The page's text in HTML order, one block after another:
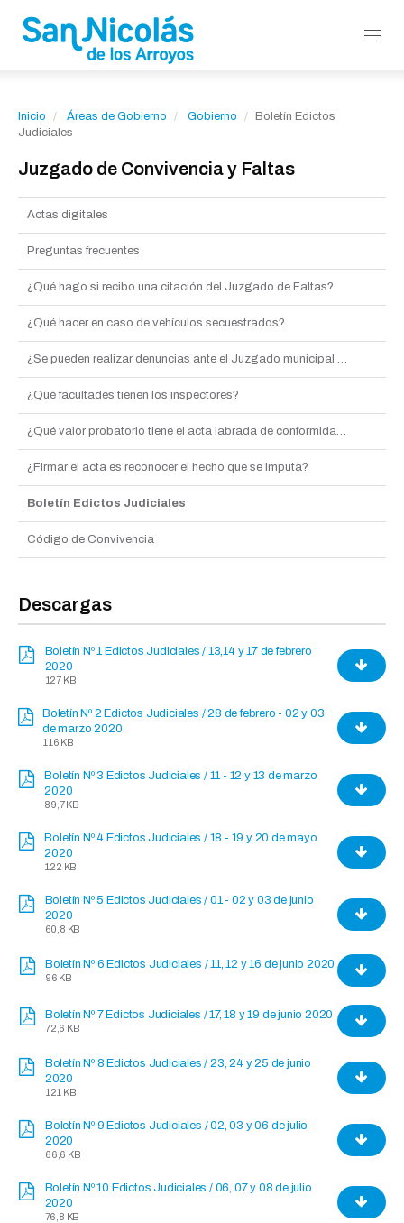
Inicio Áreas de Gobierno Gobierno
Boletín Edictos
Judiciales
Juzgado de Convivencia y Faltas
Actas digitales
Preguntas frecuentes
¿Qué hago si recibo una citación del Juzgado de Faltas?
¿Qué hacer en caso de vehículos secuestrados?
¿Se pueden realizar denuncias ante el Juzgado municipal de faltas?
¿Qué facultades tienen los inspectores?
¿Qué valor probatorio tiene el acta labrada de conformidad al Código de faltas?
¿Firmar el acta es reconocer el hecho que se imputa?
Boletín Edictos Judiciales
Código de Convivencia
Descargas
Boletín Nº 1 Edictos Judiciales / 13,14 y 17 de febrero
2020
127 KB
Boletín Nº 2 Edictos Judiciales / 28 de febrero - 02 y 03
de marzo 2020
116 KB
Boletín Nº 3 Edictos Judiciales / 11 - 12 y 13 de marzo
2020
89,7 KB
Boletín Nº 4 Edictos Judiciales / 18 - 19 y 20 de mayo
2020
122 KB
Boletín Nº 5 Edictos Judiciales / 01 - 02 y 03 de junio
2020
60,8 KB
Boletín Nº 6 Edictos Judiciales / 11, 12 y 16 de junio 2020
96 KB
Boletín Nº 7 Edictos Judiciales / 17, 18 y 19 de junio 2020
72,6 KB
Boletín Nº 8 Edictos Judiciales / 23, 24 y 25 de junio
2020
121 KB
Boletín Nº 9 Edictos Judiciales / 02, 03 y 06 de julio
2020
66,6 KB
Boletín Nº 10 Edictos Judiciales / 06, 07 y 08 de julio
2020
76,8 KB